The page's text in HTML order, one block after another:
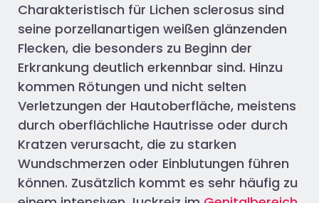
Charakteristisch für Lichen sclerosus sind
seine porzellanartigen weißen glänzenden
Flecken, die besonders zu Beginn der
Erkrankung deutlich erkennbar sind. Hinzu
kommen Rötungen und nicht selten
Verletzungen der Hautoberfläche, meistens
durch oberflächliche Hautrisse oder durch
Kratzen verursacht, die zu starken
Wundschmerzen oder Einblutungen führen
können. Zusätzlich kommt es sehr häufig zu